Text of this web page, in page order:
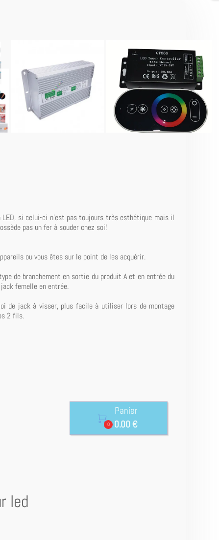
si celui-ci n'est pas toujours très esthétique mais il
pas un fer à souder chez soi!
ou vous êtes sur le point de les acquérir.
de branchement en sortie du produit A et en entrée du
femelle en entrée.
de jack à visser, plus facile à utiliser lors de montage
2 fils.

0
Panier
0.00 €
led